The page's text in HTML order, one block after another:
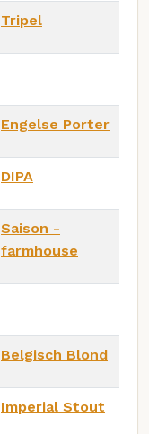
Tripel
Engelse Porter
DIPA
Saison -
farmhouse
Belgisch Blond
Imperial Stout